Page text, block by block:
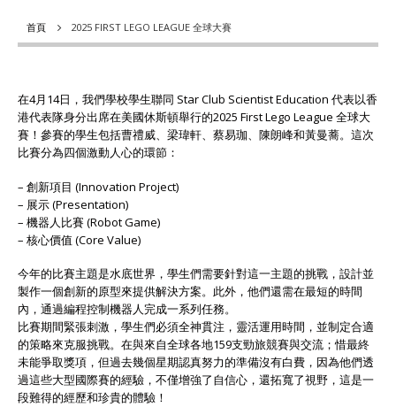
首頁 2025 FIRST LEGO LEAGUE 全球大賽
在4月14日，我們學校學生聯同 Star Club Scientist Education 代表以香
港代表隊身分出席在美國休斯頓舉行的2025 First Lego League 全球大
賽！參賽的學生包括曹禮威、梁瑋軒、蔡易珈、陳朗峰和黃曼蕎。這次
比賽分為四個激動人心的環節：
– 創新項目 (Innovation Project)
– 展示 (Presentation)
– 機器人比賽 (Robot Game)
– 核心價值 (Core Value)
今年的比賽主題是水底世界，學生們需要針對這一主題的挑戰，設計並
製作一個創新的原型來提供解決方案。此外，他們還需在最短的時間
內，通過編程控制機器人完成一系列任務。
比賽期間緊張刺激，學生們必須全神貫注，靈活運用時間，並制定合適
的策略來克服挑戰。在與來自全球各地159支勁旅競賽與交流；惜最終
未能爭取獎項，但過去幾個星期認真努力的準備沒有白費，因為他們透
過這些大型國際賽的經驗，不僅增強了自信心，還拓寬了視野，這是一
段難得的經歷和珍貴的體驗！